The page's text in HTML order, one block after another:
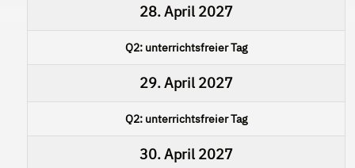
28. April 2027
Q2: unterrichtsfreier Tag
29. April 2027
Q2: unterrichtsfreier Tag
30. April 2027